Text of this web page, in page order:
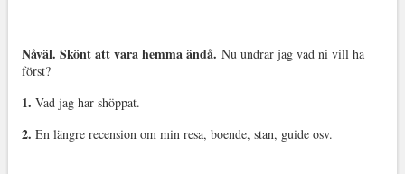
Nåväl. Skönt att vara hemma ändå. Nu undrar jag vad ni vill ha
först?
1. Vad jag har shöppat.
2. En längre recension om min resa, boende, stan, guide osv.